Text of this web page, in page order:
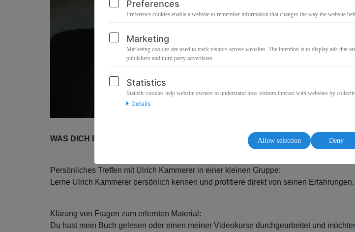
WAS DICH ERWARTET
Persönliches Treffen mit Ulrich Kammerer in einer kleinen Gruppe:
Lerne Ulrich Kammerer persönlich kennen und profitiere direkt von seinen Erfahrungen.
Klärung von Fragen zum erlernten Material:
Du hast mein Buch gelesen oder einen meiner Videokurse durchgearbeitet und
Preferences
Preference cookies enable a website to remember information that changes the way the website
Marketing
Marketing cookies are used to track visitors across websites. The intention is to display ads that
publishers and third party advertisers.
Statistics
Statistic cookies help website owners to understand how visitors interact with websites by
Details
Allow selection Deny